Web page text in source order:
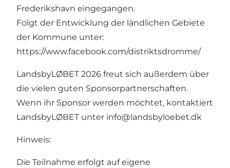
Frederikshavn eingegangen.
Folgt der Entwicklung der ländlichen Gebiete
der Kommune unter:
https://www.facebook.com/distriktsdromme/
LandsbyLØBET 2026 freut sich außerdem über
die vielen guten Sponsorpartnerschaften.
Wenn ihr Sponsor werden möchtet, kontaktiert
LandsbyLØBET unter info@landsbyloebet.dk
Hinweis:
Die Teilnahme erfolgt auf eigene